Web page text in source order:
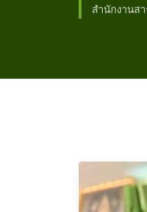
สำนักงานส